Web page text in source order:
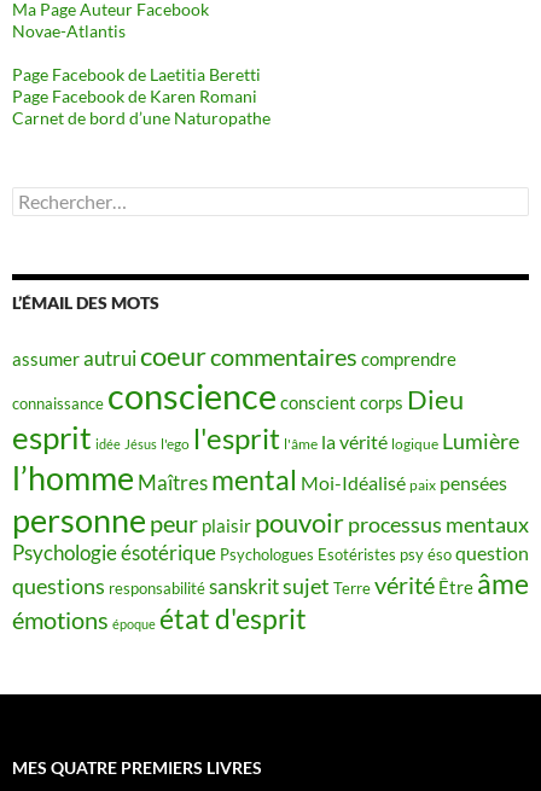
Ma Page Auteur Facebook
Novae-Atlantis
Page Facebook de Laetitia Beretti
Page Facebook de Karen Romani
Carnet de bord d’une Naturopathe
Rechercher :
L’ÉMAIL DES MOTS
assumerautruicoeurcommentaires comprendre
connaissance conscience conscient corps Dieu
esprit idée Jésus l'ego l'esprit l'âme la vérité logique Lumière
l’homme Maîtres mental Moi-Idéalisé paix pensées
personne peur plaisir pouvoirprocessus mentaux
Psychologie ésotérique Psychologues Esotéristes psy ésoquestion
questions responsabilitésanskritsujet Terrevérité Être âme
émotions époque état d'esprit
MES QUATRE PREMIERS LIVRES